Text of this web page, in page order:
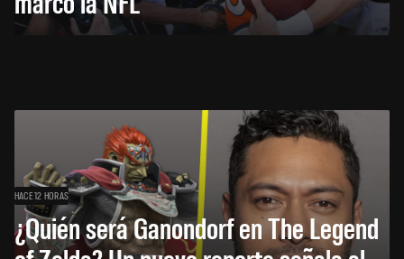
HACE 12 HORAS
¿Quién será Ganondorf en The Legend